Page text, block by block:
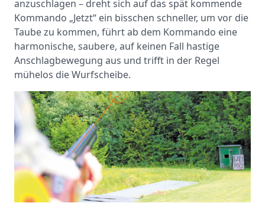
anzuschlagen – dreht sich auf das spät kommende
Kommando „Jetzt“ ein bisschen schneller, um vor die
Taube zu kommen, führt ab dem Kommando eine
harmonische, saubere, auf keinen Fall hastige
Anschlagbewegung aus und trifft in der Regel
mühelos die Wurfscheibe.